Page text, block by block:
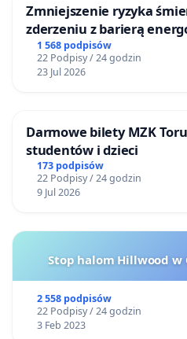
Zmniejszenie ryzyka
zderzeniu z barierą
1 568 podpisów
22 Podpisy / 24 godzin
23 Jul 2026
Darmowe bilety MZK
studentów i dzieci
173 podpisów
22 Podpisy / 24 godzin
9 Jul 2026
Stop halom Hillwood w
2 558 podpisów
22 Podpisy / 24 godzin
3 Feb 2023